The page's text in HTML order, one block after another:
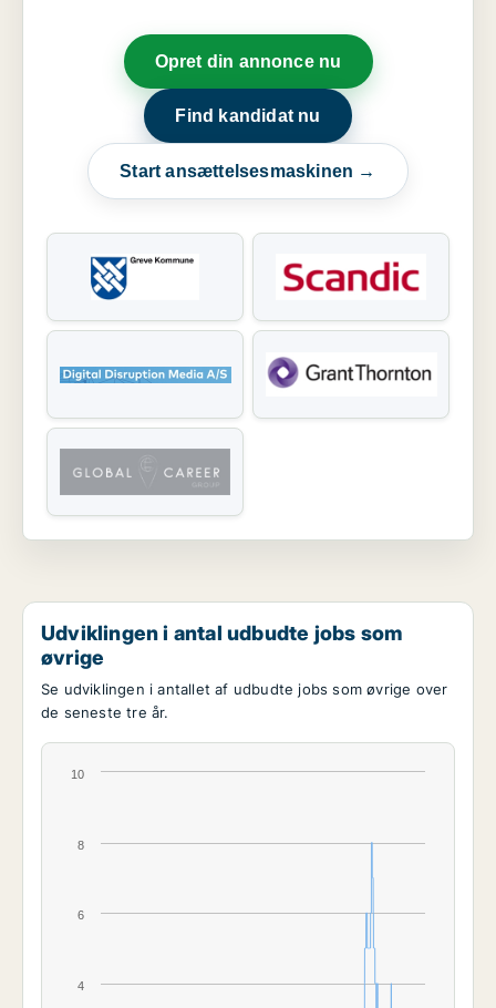
Opret din annonce nu
Find kandidat nu
Start ansættelsesmaskinen →
Udviklingen i antal udbudte jobs som
øvrige
Se udviklingen i antallet af udbudte jobs som øvrige over
de seneste tre år.
4
6
8
10